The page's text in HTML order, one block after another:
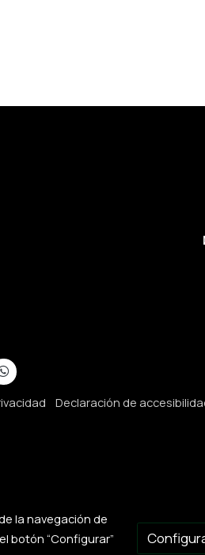
Declaración de
la navegación de
botón “Configurar”